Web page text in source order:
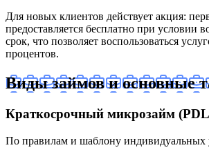
Для новых клиентов действует акция:
предоставляется бесплатно при условии
срок, что позволяет воспользоваться
процентов.
Виды займов и основные
Краткосрочный микрозайм
По правилам и шаблону индивидуальных